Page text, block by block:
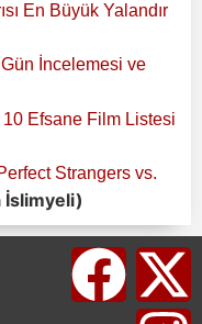
En Büyük Yalandır
İncelemesi ve
Efsane Film Listesi
Strangers vs.
İslimyeli)